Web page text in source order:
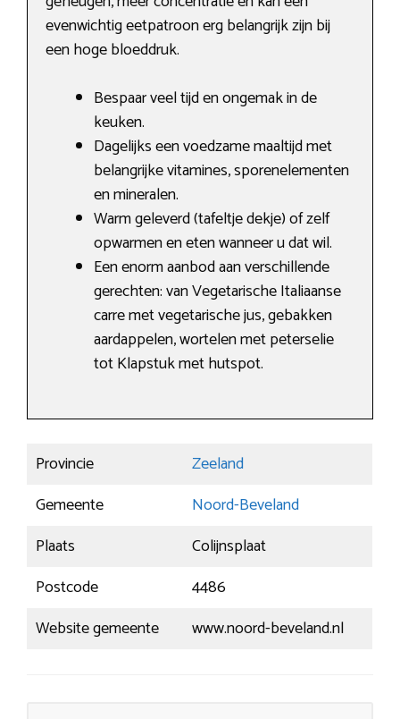
evenwichtig eetpatroon erg belangrijk zijn bij
een hoge bloeddruk.
Bespaar veel tijd en ongemak in de
keuken.
Dagelijks een voedzame maaltijd met
belangrijke vitamines, sporenelementen
en mineralen.
Warm geleverd (tafeltje dekje) of zelf
opwarmen en eten wanneer u dat wil.
Een enorm aanbod aan verschillende
gerechten: van Vegetarische Italiaanse
carre met vegetarische jus, gebakken
aardappelen, wortelen met peterselie
tot Klapstuk met hutspot.
Provincie
Zeeland
Gemeente
Noord-Beveland
Plaats
Colijnsplaat
Postcode
4486
Website gemeente
www.noord-beveland.nl